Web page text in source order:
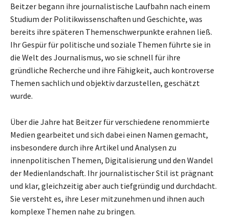
Beitzer begann ihre journalistische Laufbahn nach einem
Studium der Politikwissenschaften und Geschichte, was
bereits ihre späteren Themenschwerpunkte erahnen ließ.
Ihr Gespür für politische und soziale Themen führte sie in
die Welt des Journalismus, wo sie schnell für ihre
gründliche Recherche und ihre Fähigkeit, auch kontroverse
Themen sachlich und objektiv darzustellen, geschätzt
wurde.
Über die Jahre hat Beitzer für verschiedene renommierte
Medien gearbeitet und sich dabei einen Namen gemacht,
insbesondere durch ihre Artikel und Analysen zu
innenpolitischen Themen, Digitalisierung und den Wandel
der Medienlandschaft. Ihr journalistischer Stil ist prägnant
und klar, gleichzeitig aber auch tiefgründig und durchdacht.
Sie versteht es, ihre Leser mitzunehmen und ihnen auch
komplexe Themen nahe zu bringen.